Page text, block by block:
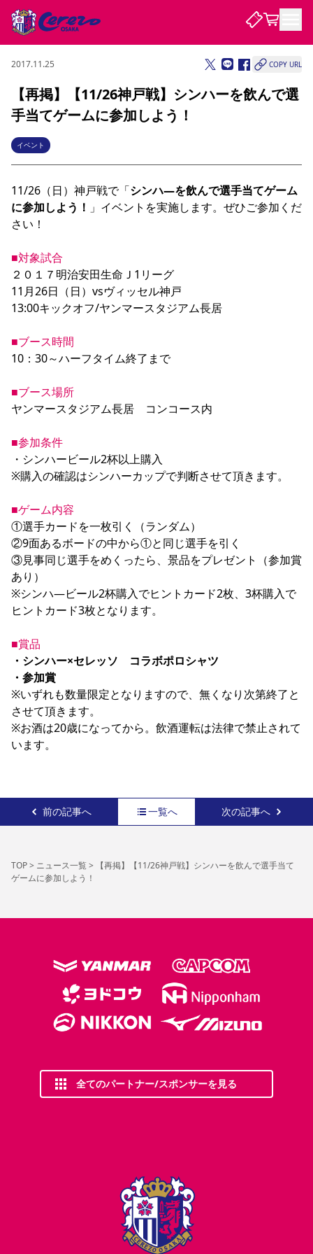
試合・チーム
試合について
試合日程 / 結果
チームについて
選手・スタッフ スケジュール メディア情報 アクセス レディース
アカデミー ハナサカプレーヤー 歴代所属選手
観戦する
チケット
チケット情報 販売スケジュール 価格・席種 購入方法
シーズンシート
法人シーズンシート 福祉サービス
団体チケット
特定興行入場券
譲渡サービス リセールサービス
初めて観戦ガイド
観戦マナー&ルール ビジターサポーター観戦ガイド
スタジアム
DAZNで観戦
アウェイツアー
よくある質問
よくある質問
クラブを知る
セレッソ大阪について
サポートする
パートナー企業募集中 セレッソ大阪VISAカード
セレッソアイデアちょうだいな
応援商店街
Lise（ライセンスビジネス）
サステナビリティ
サステナビリティポリシー SDGsのゴール
スポーツクラブ
関連団体/施設
長居公園 セレッソフットサルパーク セレッソフットサルパーク長居
セレッソスポーツパーク舞洲
YANMAR HANASAKA STADIUM
大人のサッカースクール
ファンクラブ
ファンクラブ
SAKURA SOCIO SAKURA POINT Program
まいセレチケット
会員規定 婚姻届・出生届・命名書
ニュース
ニュース
ホームタウン
レディース
アカデミー
2017.11.25 COPY URL
【再掲】【11/26神戸戦】シンハーを飲んで選
手当てゲームに参加しよう！
イベント
11/26（日）神戸戦で「シンハ―を飲んで選手当てゲーム
に参加しよう！ 」イベントを実施します。ぜひご参加くだ
さい！
■対象試合
２０１７明治安田生命Ｊ1リーグ
11月26日（日）vsヴィッセル神戸
13:00キックオフ/ヤンマースタジアム長居
■ブース時間
10：30～ハーフタイム終了まで
■ブース場所
ヤンマースタジアム長居　コンコース内
■参加条件
・シンハービール2杯以上購入
※購入の確認はシンハーカップで判断させて頂きます。
■ゲーム内容
①選手カードを一枚引く（ランダム）
②9面あるボードの中から①と同じ選手を引く
③見事同じ選手をめくったら、景品をプレゼント（参加賞
あり）
※シンハ―ビール2杯購入でヒントカード2枚、3杯購入で
ヒントカード3枚となります。
■賞品
・シンハー×セレッソ　コラボポロシャツ
・参加賞
※いずれも数量限定となりますので、無くなり次第終了と
させて頂きます。
※お酒は20歳になってから。飲酒運転は法律で禁止されて
います。
前の記事へ 一覧へ 次の記事へ
TOP> ニュース一覧>
【再掲】【11/26神戸戦】シンハーを飲んで選手当て
ゲームに参加しよう！
全てのパートナー/スポンサーを見る